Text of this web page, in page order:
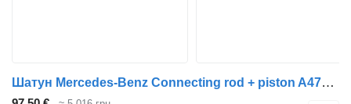
Шатун Mercedes-Benz Connecting rod + piston A4710371601 до тягача Mercedes-Benz Actros